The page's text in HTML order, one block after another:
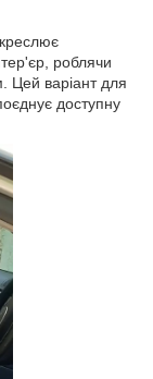
роблячи
Цей варіант для
доступну